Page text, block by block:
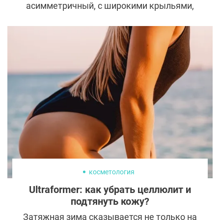
асимметричный, с широкими крыльями,
так зачастую описывают кончик носа те,
кто им недоволен.
косметология
Ultraformer: как убрать целлюлит и
подтянуть кожу?
Затяжная зима сказывается не только на